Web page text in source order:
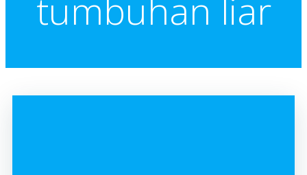
tumbuhan liar